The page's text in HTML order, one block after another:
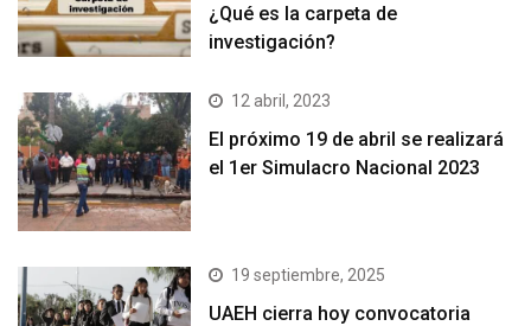
¿Qué es la carpeta de
investigación?
12 abril, 2023
El próximo 19 de abril se realizará
el 1er Simulacro Nacional 2023
19 septiembre, 2025
UAEH cierra hoy convocatoria